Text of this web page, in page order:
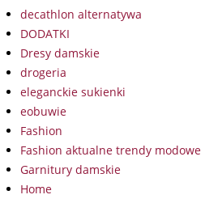
decathlon alternatywa
DODATKI
Dresy damskie
drogeria
eleganckie sukienki
eobuwie
Fashion
Fashion aktualne trendy modowe
Garnitury damskie
Home